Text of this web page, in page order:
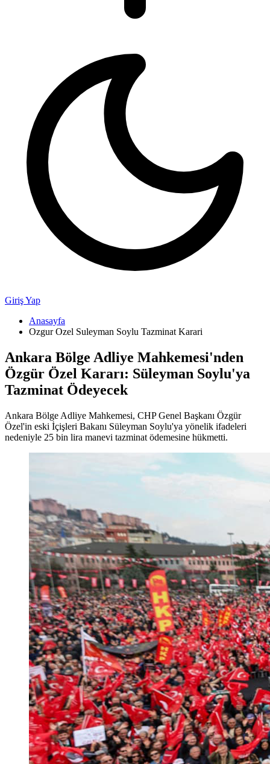
Giriş Yap
Anasayfa
Ozgur Ozel Suleyman Soylu Tazminat Karari
Ankara Bölge Adliye Mahkemesi'nden
Özgür Özel Kararı: Süleyman Soylu'ya
Tazminat Ödeyecek
Ankara Bölge Adliye Mahkemesi, CHP Genel Başkanı Özgür
Özel'in eski İçişleri Bakanı Süleyman Soylu'ya yönelik ifadeleri
nedeniyle 25 bin lira manevi tazminat ödemesine hükmetti.